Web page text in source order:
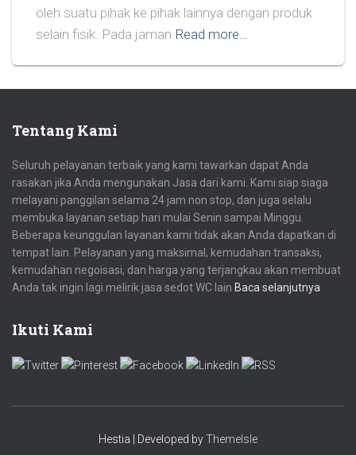
oleh suatu pihak ke pihak lainnya dengan produk
selain fisik. Pada jaman Read more…
Tentang Kami
Seluruh pelayanan terbaik yang kami tawarkan dapat Anda
rasakan jika Anda mengunakan Jasa dari kami. Kami siap siaga
melayani panggilan selama 24 jam non stop, dan juga selalu
membuka layanan setiap hari mulai Senin sampai Minggu.
Beberapa keunggulan layanan kami tidak akan Anda dapatkan di
tempat lain. Pelayanan yang maksimal, kemudahan transaksi,
kemudahan negoisasi, dan harga yang terjangkau akan membuat
Anda tak ingin lagi melirik jasa sedot WC lain Baca selanjutnya
Ikuti Kami
Hestia | Developed byThemeIsle